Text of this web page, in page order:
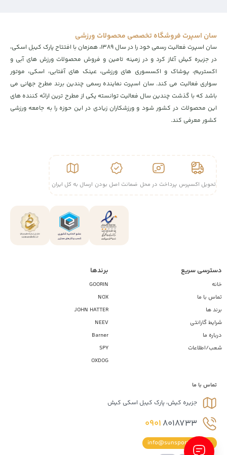
سان اسپرت فروشگاه تخصصی محصولات ورزشی
سان اسپرت فعالیت رسمی خود را در سال ۱۳۸۹، همزمان با افتتاح پارک کیبل اسکی،
در جزیره کیش آغاز کرد و در زمینه تامین و فروش محصولات ورزش های آبی و
اکستریم، پوشاک و اکسسوری های ورزشی، عینک های آفتابی، اسکی، موتور
سواری فعالیت می کند. سان اسپرت نماینده رسمی چندین برند مطرح جهانی می
باشد که با گذشت چندین سال فعالیت توانسته یکی از مطرح ترین ارائه کننده های
این محصولات در کشور شود و ورزشکاران زیادی در این حوزه را به جامعه ورزشی
کشور معرفی کند.
تحویل اکسپرس پرداخت در محل ضمانت اصل بودن ارسال به کل ایران
دسترسی سریع
خانه
تماس با ما
برند ها
شرایط گارانتی
درباره ما
شعب/اطلاعات
برندها
GOORIN
NOX
JOHN HATTER
NEEV
Barner
SPY
OXDOG
تماس با ما
جزیره کیش، پارک کیبل اسکی کیش
09018018733
info@sunsportiran.com